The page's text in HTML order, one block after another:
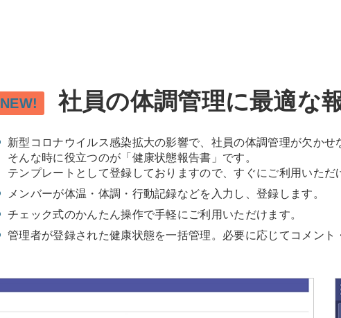
NEW! 社員の体調管理に最適な
新型コロナウイルス感染拡大の影響で、社員の体調管理が欠かせ
そんな時に役立つのが「健康状態報告書」です。
テンプレートとして登録しておりますので、すぐにご利用いただ
メンバーが体温・体調・行動記録などを入力し、登録します。
チェック式のかんたん操作で手軽にご利用いただけます。
管理者が登録された健康状態を一括管理。必要に応じてコメント